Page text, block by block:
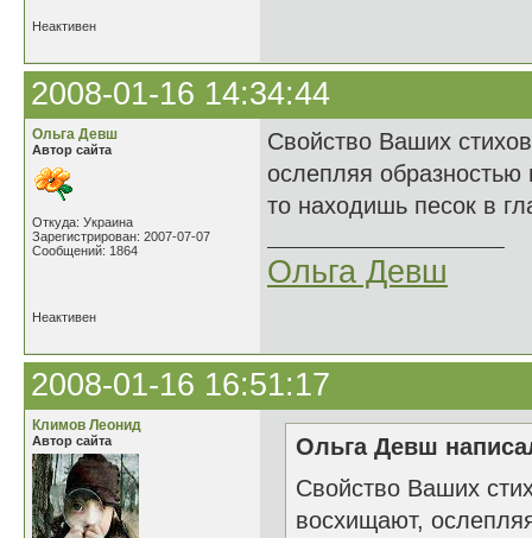
Неактивен
2008-01-16 14:34:44
Ольга Девш
Автор сайта
Откуда: Украина
Зарегистрирован: 2007-07-07
Сообщений: 1864
Свойство Ваших
ослепляя
то находишь песок в
Ольга Девш
Неактивен
2008-01-16 16:51:17
Климов Леонид
Автор сайта
Ольга Девш
Свойство Ваших
восхищают,